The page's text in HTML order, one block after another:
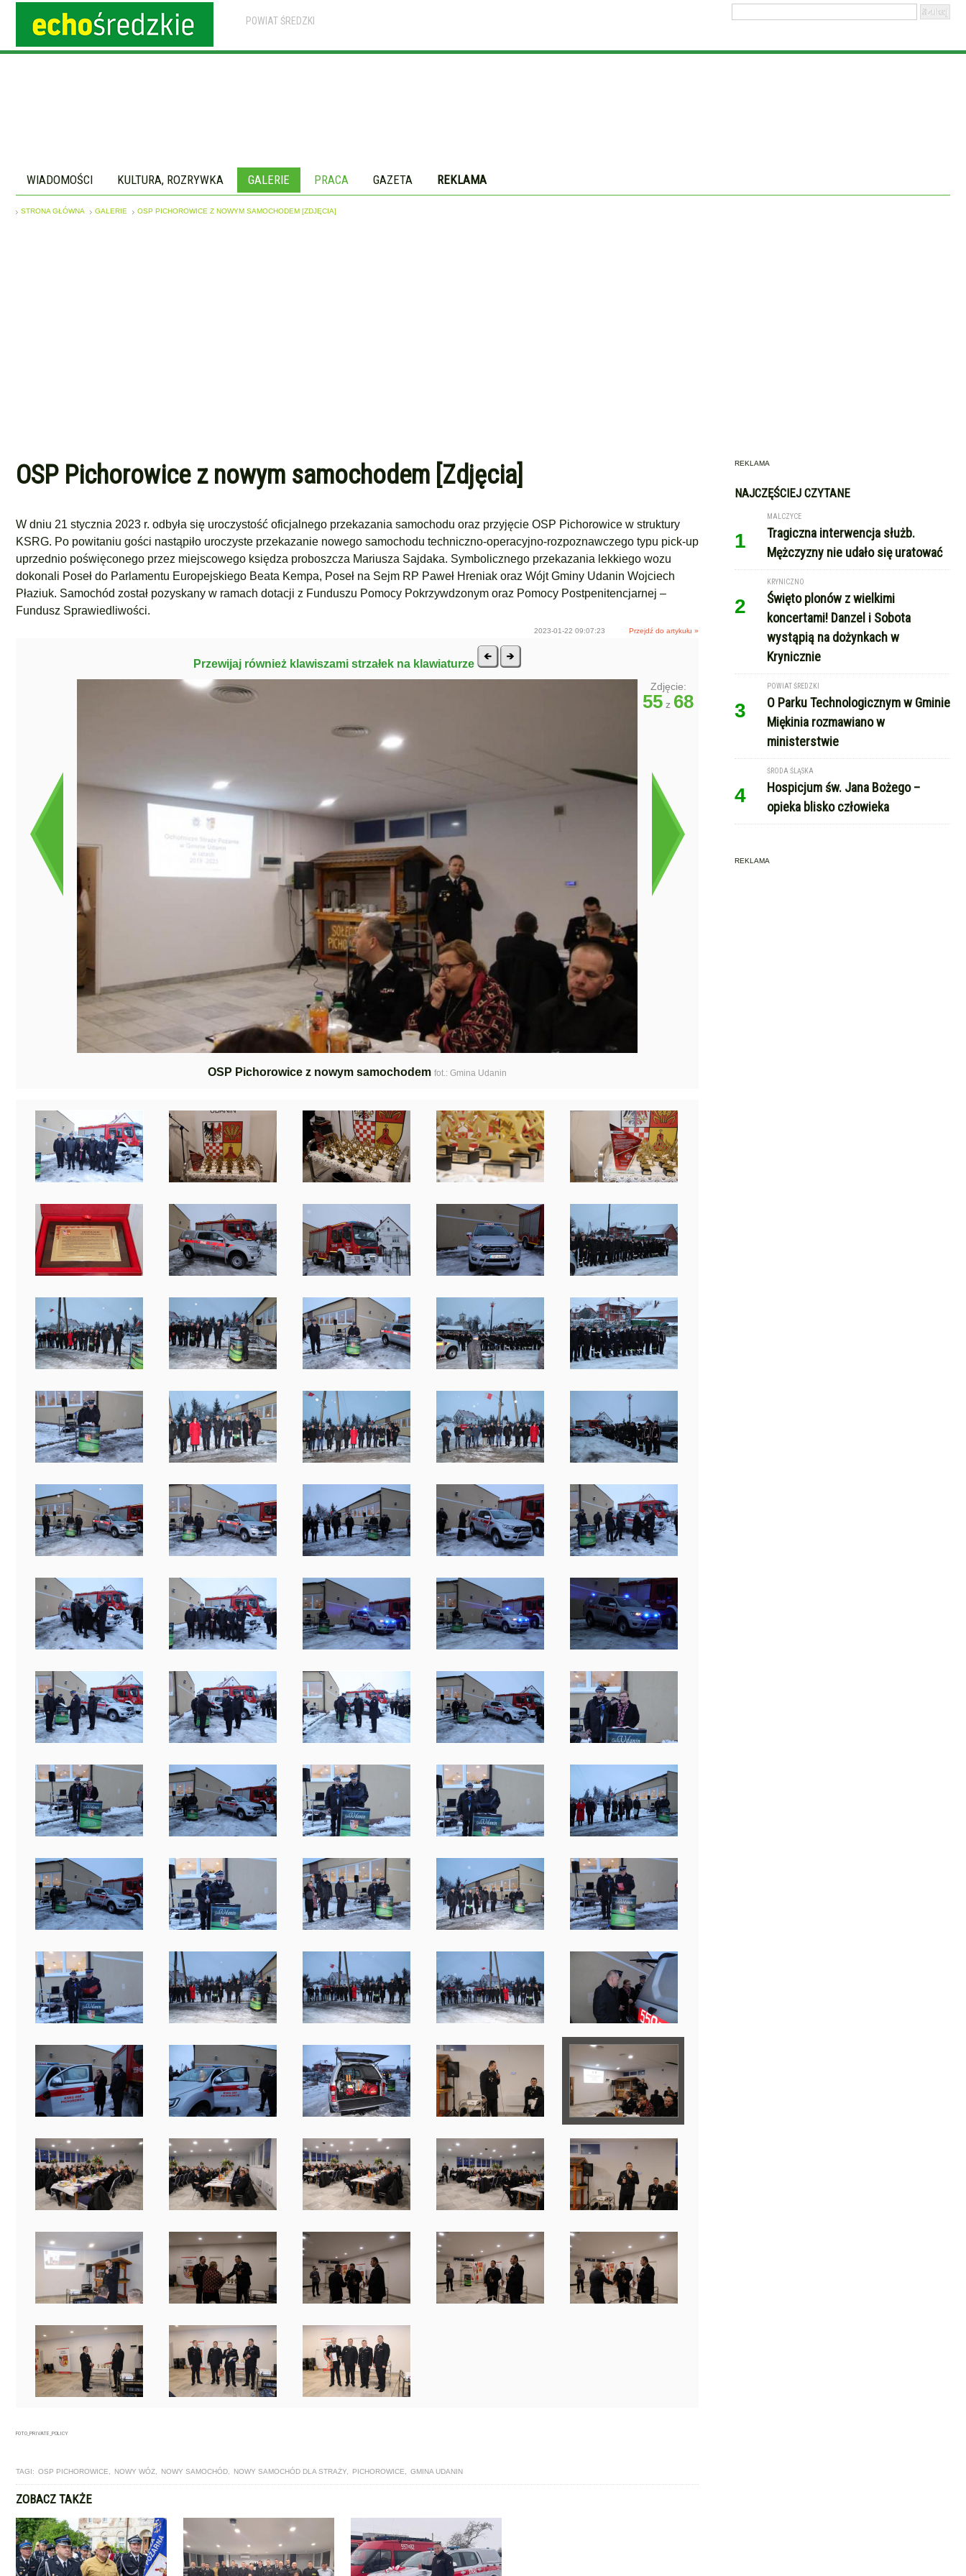
POWIAT ŚREDZKI
WIADOMOŚCI KULTURA, ROZRYWKA GALERIE PRACA GAZETA REKLAMA
STRONA GŁÓWNA GALERIE OSP PICHOROWICE Z NOWYM SAMOCHODEM [ZDJĘCIA]
OSP Pichorowice z nowym samochodem [Zdjęcia]
W dniu 21 stycznia 2023 r. odbyła się uroczystość oficjalnego przekazania samochodu oraz przyjęcie OSP Pichorowice w struktury
KSRG. Po powitaniu gości nastąpiło uroczyste przekazanie nowego samochodu techniczno-operacyjno-rozpoznawczego typu pick-up
uprzednio poświęconego przez miejscowego księdza proboszcza Mariusza Sajdaka. Symbolicznego przekazania lekkiego wozu
dokonali Poseł do Parlamentu Europejskiego Beata Kempa, Poseł na Sejm RP Paweł Hreniak oraz Wójt Gminy Udanin Wojciech
Płaziuk. Samochód został pozyskany w ramach dotacji z Funduszu Pomocy Pokrzywdzonym oraz Pomocy Postpenitencjarnej –
Fundusz Sprawiedliwości.
2023-01-22 09:07:23 Przejdź do artykułu »
Przewijaj również klawiszami strzałek na klawiaturze
OSP Pichorowice z nowym samochodem fot.: Gmina Udanin
Zdjęcie:
55 z 68
FOTO_PRIVATE_POLICY
TAGI: OSP PICHOROWICE NOWY WÓZ NOWY SAMOCHÓD NOWY SAMOCHÓD DLA STRAŻY PICHOROWICE GMINA UDANIN
ZOBACZ TAKŻE
REKLAMA
NAJCZĘŚCIEJ CZYTANE
1
MALCZYCE
Tragiczna interwencja służb.
Mężczyzny nie udało się uratować
2
KRYNICZNO
Święto plonów z wielkimi
koncertami! Danzel i Sobota
wystąpią na dożynkach w
Krynicznie
3
POWIAT ŚREDZKI
O Parku Technologicznym w Gminie
Miękinia rozmawiano w
ministerstwie
4
ŚRODA ŚLĄSKA
Hospicjum św. Jana Bożego –
opieka blisko człowieka
REKLAMA